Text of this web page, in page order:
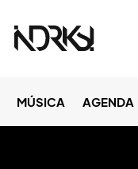
MÚSICA AGENDA